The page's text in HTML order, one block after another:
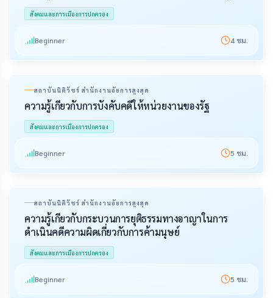
สังคมและการเมืองการปกครอง
Beginner 4 ชม.
สถาบันนิติวัชร์ สำนักงานอัยการสูงสุด
ความรู้เกี่ยวกับการบังคับคดีให้หน่วยงานของรัฐ
สังคมและการเมืองการปกครอง
Beginner 5 ชม.
สถาบันนิติวัชร์ สำนักงานอัยการสูงสุด
ความรู้เกี่ยวกับกระบวนการยุติธรรมทางอาญาในการ
ดำเนินคดีความผิดเกี่ยวกับการค้ามนุษย์
สังคมและการเมืองการปกครอง
Beginner 5 ชม.